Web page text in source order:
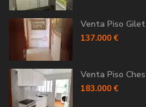
Venta Piso
137.000 €
Venta Piso
183.000 €